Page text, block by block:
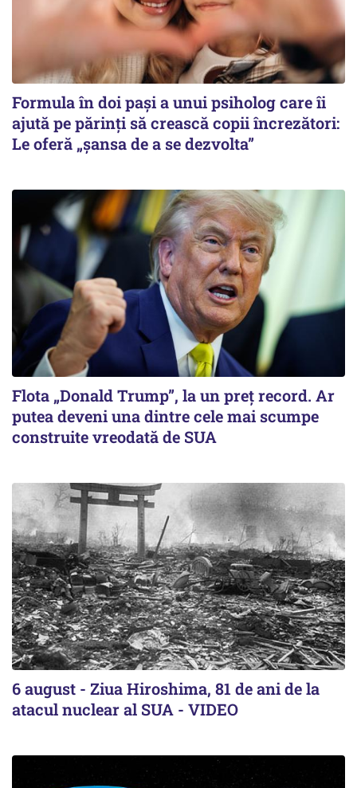
Formula în doi pași a unui psiholog care îi
ajută pe părinți să crească copii încrezători:
Le oferă „șansa de a se dezvolta”
Flota „Donald Trump”, la un preț record. Ar
putea deveni una dintre cele mai scumpe
construite vreodată de SUA
6 august - Ziua Hiroshima, 81 de ani de la
atacul nuclear al SUA - VIDEO